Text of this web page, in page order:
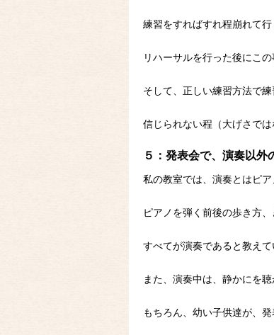
練習をすればすれ程崩れて
リハーサルを行った後にこ
そして、正しい練習方法で
信じられない程（大げさで
５：発表会で、演奏以外
私の教室では、演奏とはピ
ピアノを弾く前後の歩き方
すべてが演奏であると教えて
また、演奏中は、静かにを
もちろん、幼い子供達が、